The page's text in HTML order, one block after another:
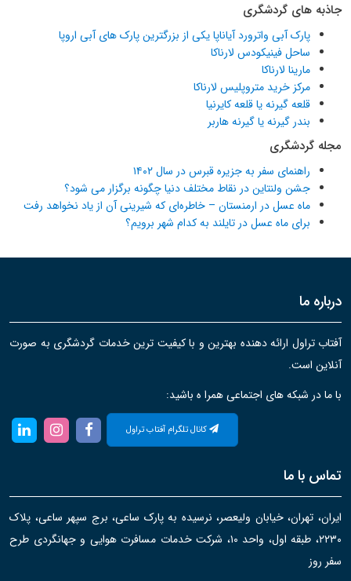
جاذبه های گردشگری
پارک آبی واترورد آیاناپا یکی از بزرگترین پارک های آبی اروپا
ساحل فینیکودس لارناکا
مارینا لارناکا
مرکز خرید متروپلیس لارناکا
قلعه گیرنه یا قلعه کایرنیا
بندر گیرنه یا گیرنه هاربر
مجله گردشگری
راهنمای سفر به جزیره قبرس در سال ۱۴۰۲
جشن ولنتاین در نقاط مختلف دنیا چگونه برگزار می شود؟
ماه عسل در ارمنستان – خاطره‌ای که شیرینی آن از یاد نخواهد رفت
برای ماه عسل در تایلند به کدام شهر برویم؟
درباره ما
آفتاب تراول ارائه دهنده بهترین و با کیفیت ترین خدمات گردشگری به صورت
آنلاین است.
با ما در شبکه های اجتماعی همرا ه باشید:
کانال تلگرام آفتاب تراول
تماس با ما
ایران، تهران، خیابان ولیعصر، نرسیده به پارک ساعی، برج سپهر ساعی، پلاک
۲۲۳۰، طبقه اول، واحد ۱۰، شرکت خدمات مسافرت هوایی و جهانگردی طرح
سفر روز